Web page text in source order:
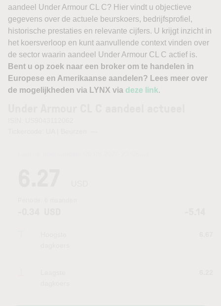
aandeel Under Armour CL C? Hier vindt u objectieve
gegevens over de actuele beurskoers, bedrijfsprofiel,
historische prestaties en relevante cijfers. U krijgt inzicht in
het koersverloop en kunt aanvullende context vinden over
de sector waarin aandeel Under Armour CL C actief is.
Bent u op zoek naar een broker om te handelen in
Europese en Amerikaanse aandelen? Lees meer over
de mogelijkheden via LYNX via deze link.